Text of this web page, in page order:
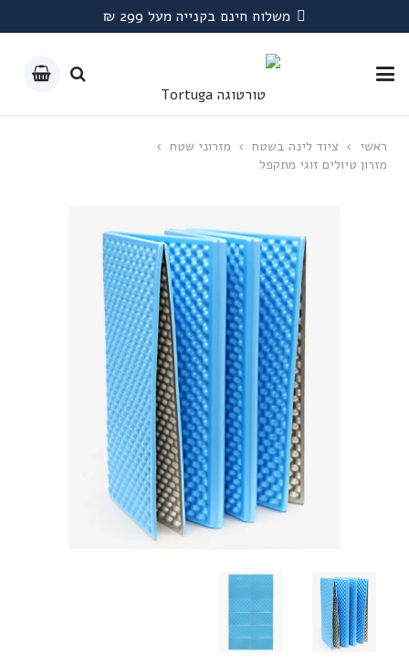
משלוח חינם בקנייה מעל 299 ₪
ראשי › ציוד לינה בשטח › מזרוני שטח ›
מזרון טיולים זוגי מתקפל